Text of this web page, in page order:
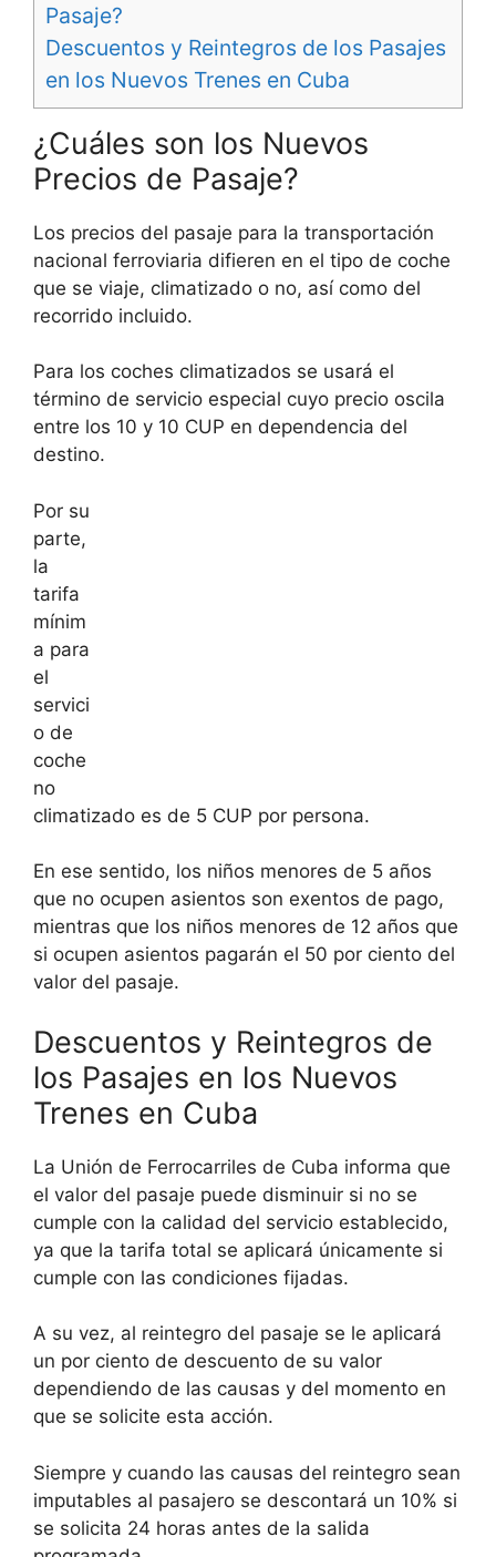
Pasaje?
Descuentos y Reintegros de los Pasajes
en los Nuevos Trenes en Cuba
¿Cuáles son los Nuevos
Precios de Pasaje?
Los precios del pasaje para la transportación
nacional ferroviaria difieren en el tipo de coche
que se viaje, climatizado o no, así como del
recorrido incluido.
Para los coches climatizados se usará el
término de servicio especial cuyo precio oscila
entre los 10 y 10 CUP en dependencia del
destino.
Por su
parte,
la
tarifa
mínim
a para
el
servici
o de
coche
no
climatizado es de 5 CUP por persona.
En ese sentido, los niños menores de 5 años
que no ocupen asientos son exentos de pago,
mientras que los niños menores de 12 años que
si ocupen asientos pagarán el 50 por ciento del
valor del pasaje.
Descuentos y Reintegros de
los Pasajes en los Nuevos
Trenes en Cuba
La Unión de Ferrocarriles de Cuba informa que
el valor del pasaje puede disminuir si no se
cumple con la calidad del servicio establecido,
ya que la tarifa total se aplicará únicamente si
cumple con las condiciones fijadas.
A su vez, al reintegro del pasaje se le aplicará
un por ciento de descuento de su valor
dependiendo de las causas y del momento en
que se solicite esta acción.
Siempre y cuando las causas del reintegro sean
imputables al pasajero se descontará un 10% si
se solicita 24 horas antes de la salida